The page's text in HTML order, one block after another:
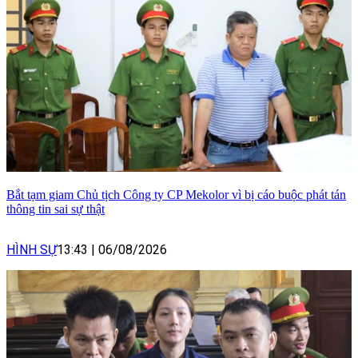
Bắt tạm giam Chủ tịch Công ty CP Mekolor vì bị cáo buộc phát tán
thông tin sai sự thật
HÌNH SỰ13:43 06/08/2026